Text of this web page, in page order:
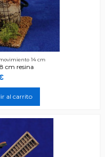
14 cm
cm resina
al carrito